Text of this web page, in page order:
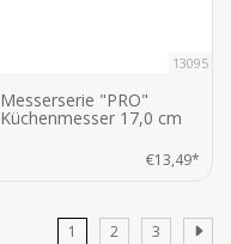
13095
Messerserie "PRO"
Küchenmesser 17,0 cm
€13,49*
1 2 3